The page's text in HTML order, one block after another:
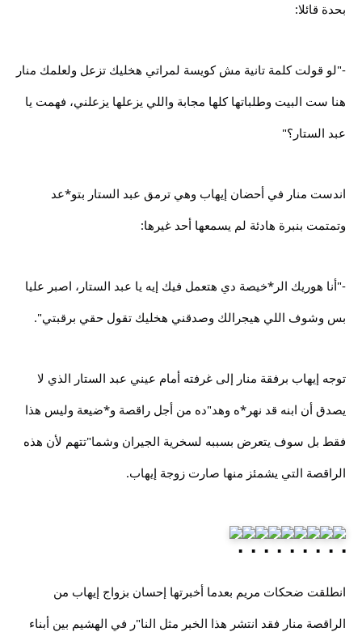
بحدة قائلا:
-"لو قولت كلمة تانية مش كويسة لمراتي هخليك تزعل ولعلمك منار
هنا ست البيت وطلباتها كلها مجابة واللي يزعلها يزعلني، فهمت يا
عبد الستار؟"
اندست منار في أحضان إيهاب وهي ترمق عبد الستار بتو*عد
وتمتمت بنبرة هادئة لم يسمعها أحد غيرها:
-"أنا هوريك الر*خيصة دي هتعمل فيك إيه يا عبد الستار، اصبر عليا
بس وشوف اللي هيجرالك وصدقني هخليك تقول حقي برقبتي".
توجه إيهاب برفقة منار إلى غرفته أمام عيني عبد الستار الذي لا
يصدق أن ابنه قد نهر*ه وهد"ده من أجل راقصة و*ضيعة وليس هذا
فقط بل سوف يتعرض بسببه لسخرية الجيران وشما"تتهم لأن هذه
الراقصة التي يشمئز منها صارت زوجة إيهاب.
انطلقت ضحكات مريم بعدما أخبرتها إحسان بزواج إيهاب من
الراقصة منار فقد انتشر هذا الخبر مثل النا"ر في الهشيم بين أبناء